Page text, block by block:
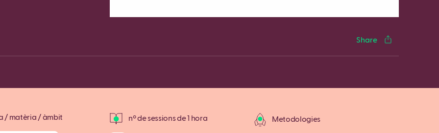
Share
/ matèria / àmbit nº de sessions de 1 hora Metodologies